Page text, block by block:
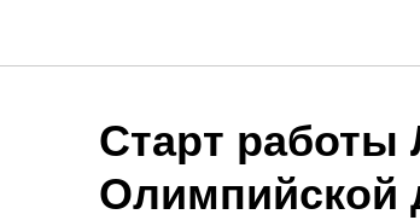
Старт работы
Олимпийской